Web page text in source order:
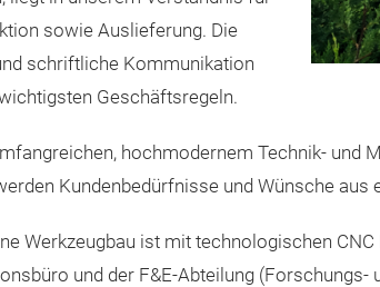
sowie Auslieferung. Die
schriftliche Kommunikation
Geschäftsregeln.
hochmodernem Technik- und
Kundenbedürfnisse und Wünsche
Werkzeugbau ist mit technologischen
und der F&E-Abteilung (Forschungs-